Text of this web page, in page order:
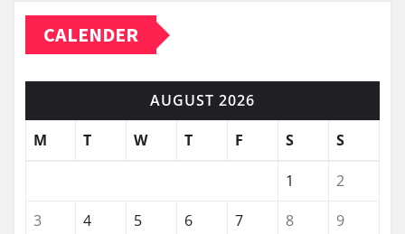
CALENDER
AUGUST 2026
M
T W T F S S
1
2
3
4 5 6 7 8
9